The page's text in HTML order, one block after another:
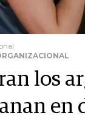
los
en